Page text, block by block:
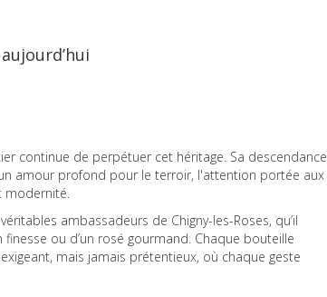
continue de perpétuer cet héritage. Sa descendance
amour profond pour le terroir, l'attention portée aux
modernité.
ambassadeurs de Chigny-les-Roses, qu’il
finesse ou d’un rosé gourmand. Chaque bouteille
mais jamais prétentieux, où chaque geste